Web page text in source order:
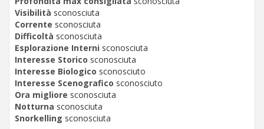
Visibilità sconosciuta
Corrente sconosciuta
Difficoltà sconosciuta
Esplorazione Interni sconosciuta
Interesse Storico sconosciuta
Interesse Biologico sconosciuto
Interesse Scenografico sconosciuto
Ora migliore sconosciuta
Notturna sconosciuta
Snorkelling sconosciuta